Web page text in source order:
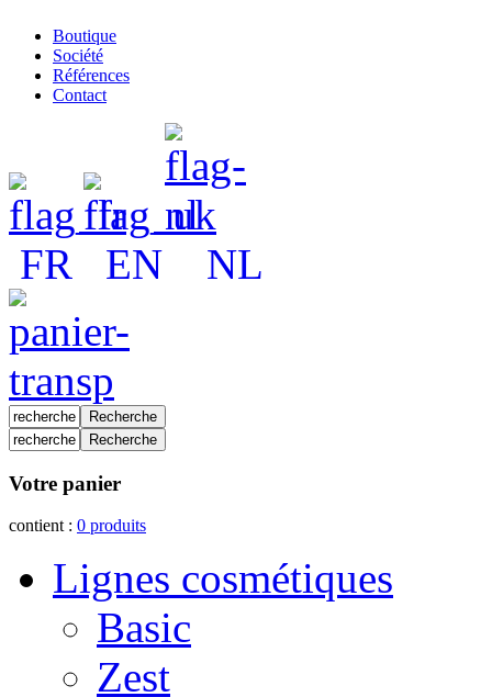
Boutique
Société
Références
Contact
FR EN NL
Votre panier
contient : 0 produits
Lignes cosmétiques
Basic
Zest